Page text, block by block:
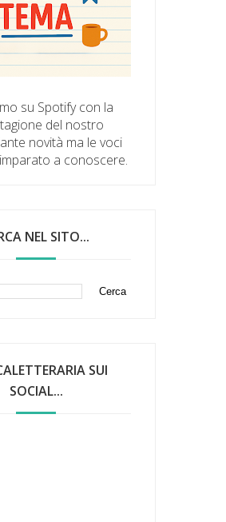
su Spotify con la
del nostro
novità ma le voci
a conoscere.
NEL SITO...
SUI
SOCIAL...